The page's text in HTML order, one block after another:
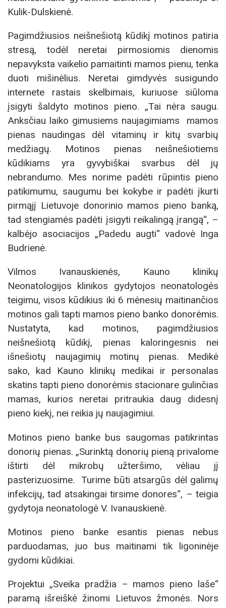
Kulik-Dulskienė.
Pagimdžiusios neišnešiotą kūdikį motinos patiria
stresą, todėl neretai pirmosiomis dienomis
nepavyksta vaikelio pamaitinti mamos pienu, tenka
duoti mišinėlius. Neretai gimdyvės susigundo
internete rastais skelbimais, kuriuose siūloma
įsigyti šaldyto motinos pieno. „Tai nėra saugu.
Anksčiau laiko gimusiems naujagimiams mamos
pienas naudingas dėl vitaminų ir kitų svarbių
medžiagų. Motinos pienas neišnešiotiems
kūdikiams yra gyvybiškai svarbus dėl jų
nebrandumo. Mes norime padėti rūpintis pieno
patikimumu, saugumu bei kokybe ir padėti įkurti
pirmąjį Lietuvoje donorinio mamos pieno banką,
tad stengiamės padėti įsigyti reikalingą įrangą“, –
kalbėjo asociacijos „Padedu augti“ vadovė Inga
Budrienė.
Vilmos Ivanauskienės, Kauno klinikų
Neonatologijos klinikos gydytojos neonatologės
teigimu, visos kūdikius iki 6 mėnesių maitinančios
motinos gali tapti mamos pieno banko donorėmis.
Nustatyta, kad motinos, pagimdžiusios
neišnešiotą kūdikį, pienas kaloringesnis nei
išnešiotų naujagimių motinų pienas. Medikė
sako, kad Kauno klinikų medikai ir personalas
skatins tapti pieno donorėmis stacionare gulinčias
mamas, kurios neretai pritraukia daug didesnį
pieno kiekį, nei reikia jų naujagimiui.
Motinos pieno banke bus saugomas patikrintas
donorių pienas. „Surinktą donorių pieną privalome
ištirti dėl mikrobų užteršimo, vėliau jį
pasterizuosime. Turime būti atsargūs dėl galimų
infekcijų, tad atsakingai tirsime donores“, – teigia
gydytoja neonatologė V. Ivanauskienė.
Motinos pieno banke esantis pienas nebus
parduodamas, juo bus maitinami tik ligoninėje
gydomi kūdikiai.
Projektui „Sveika pradžia – mamos pieno laše“
paramą išreiškė žinomi Lietuvos žmonės. Nors